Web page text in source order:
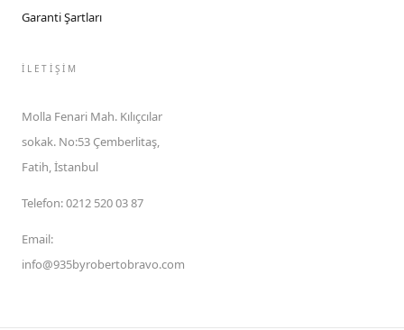
Garanti Şartları
İLETIŞIM
Molla Fenari Mah. Kılıçcılar
sokak. No:53 Çemberlitaş,
Fatih, İstanbul
Telefon:0212 520 03 87
Email:
info@935byrobertobravo.com